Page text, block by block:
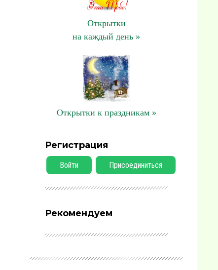
Открытки
на каждый день »
Открытки к праздникам »
Регистрация
Войти Присоединиться
Рекомендуем